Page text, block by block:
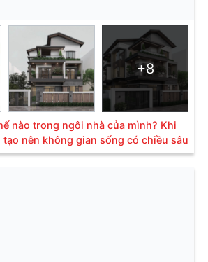
+8
nào trong ngôi nhà của mình? Khi
nên không gian sống có chiều sâu